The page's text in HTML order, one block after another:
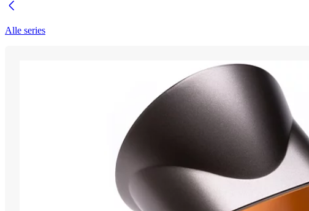
Alle series